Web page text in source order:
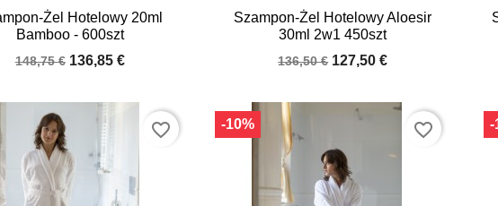
Żel Hotelowy 20ml
Bamboo - 600szt
148,75 € 136,85 €
 Quick view
Szampon-Żel Hotelowy Aloesir
30ml 2w1 450szt
136,50 € 127,50 €
Quick view
favorite_border -10% favorite_border -